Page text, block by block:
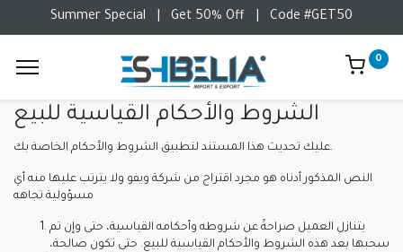
Summer Special Get 50% Off Code #GET50
0
الشروط والأحكام القياسية للبيع
عليك تحديث هذا المستند لتطبيق الشروط والأحكام الخاصة بك.
النص المذكور أدناه هو مجرد اقتراح من شركة ويفو ولا يترتب عليها منه أي
مسؤولية تجاهه
يتنازل العميل صراحةً عن شروطه وأحكامه القياسية، حتى وإن تم
سحبها بعد هذه الشروط والأحكام القياسية للبيع. حتى تكون صالحة،